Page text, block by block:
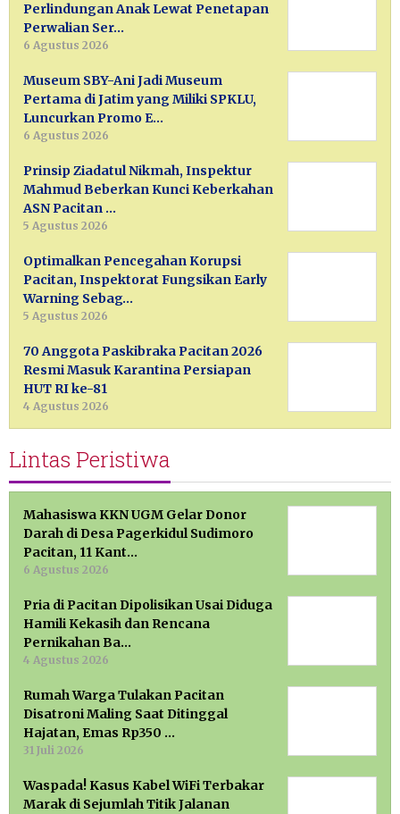
Perlindungan Anak Lewat Penetapan
Perwalian Ser…
6 Agustus 2026
Museum SBY-Ani Jadi Museum
Pertama di Jatim yang Miliki SPKLU,
Luncurkan Promo E…
6 Agustus 2026
Prinsip Ziadatul Nikmah, Inspektur
Mahmud Beberkan Kunci Keberkahan
ASN Pacitan …
5 Agustus 2026
Optimalkan Pencegahan Korupsi
Pacitan, Inspektorat Fungsikan Early
Warning Sebag…
5 Agustus 2026
70 Anggota Paskibraka Pacitan 2026
Resmi Masuk Karantina Persiapan
HUT RI ke-81
4 Agustus 2026
Lintas Peristiwa
Mahasiswa KKN UGM Gelar Donor
Darah di Desa Pagerkidul Sudimoro
Pacitan, 11 Kant…
6 Agustus 2026
Pria di Pacitan Dipolisikan Usai Diduga
Hamili Kekasih dan Rencana
Pernikahan Ba…
4 Agustus 2026
Rumah Warga Tulakan Pacitan
Disatroni Maling Saat Ditinggal
Hajatan, Emas Rp350 …
31 Juli 2026
Waspada! Kasus Kabel WiFi Terbakar
Marak di Sejumlah Titik Jalanan